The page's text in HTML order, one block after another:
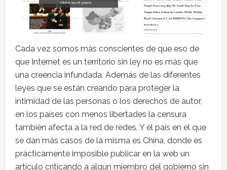
Cada vez somos más conscientes de que eso de
que Internet es un territorio sin ley no es más que
una creencia infundada. Además de las diferentes
leyes que se están creando para proteger la
intimidad de las personas o los derechos de autor,
en los países con menos libertades la censura
también afecta a la red de redes. Y el país en el que
se dan más casos de la misma es China, donde es
prácticamente imposible publicar en la web un
artículo criticando a algún miembro del gobierno sin